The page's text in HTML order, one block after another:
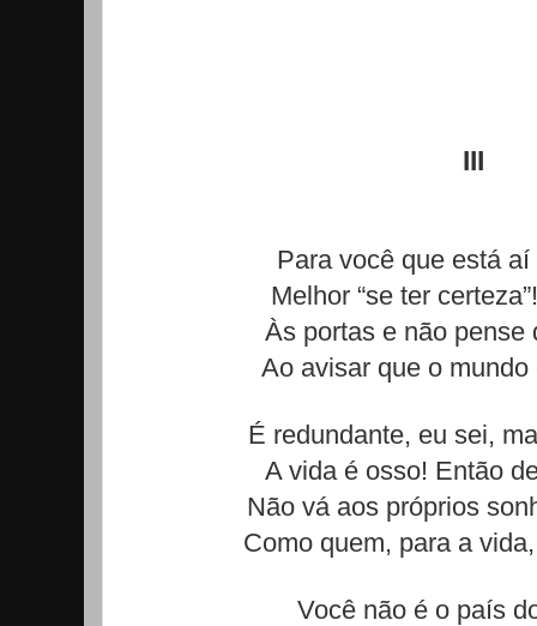
III
Para você que está
Melhor “se ter
Às portas e não pense
Ao avisar que o
É redundante, eu sei,
A vida é osso! Então
Não vá aos próprios
Como quem, para a
Você não é o país